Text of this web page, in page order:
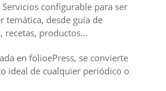
configurable para ser
temática, desde guía de
recetas, productos...
en folioePress, se convierte
ideal de cualquier periódico o